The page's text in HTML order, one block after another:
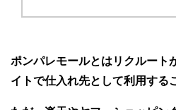
ポンパレモールとはリクルート
イトで仕入れ先として利用する